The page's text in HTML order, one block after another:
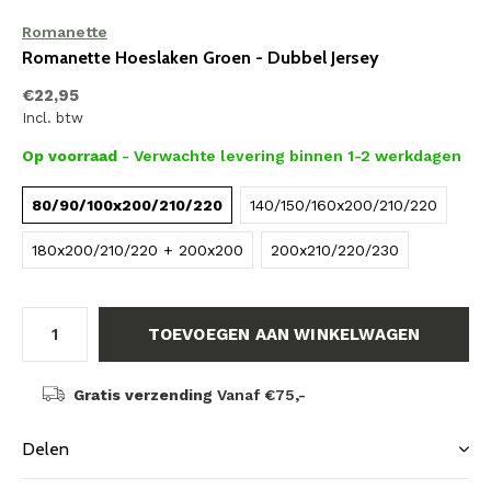
Romanette
Romanette Hoeslaken Groen - Dubbel Jersey
€22,95
Incl. btw
Op voorraad - Verwachte levering binnen 1-2 werkdagen
80/90/100x200/210/220 140/150/160x200/210/220
180x200/210/220 + 200x200 200x210/220/230
TOEVOEGEN AAN WINKELWAGEN
Gratis verzending Vanaf €75,-
Delen